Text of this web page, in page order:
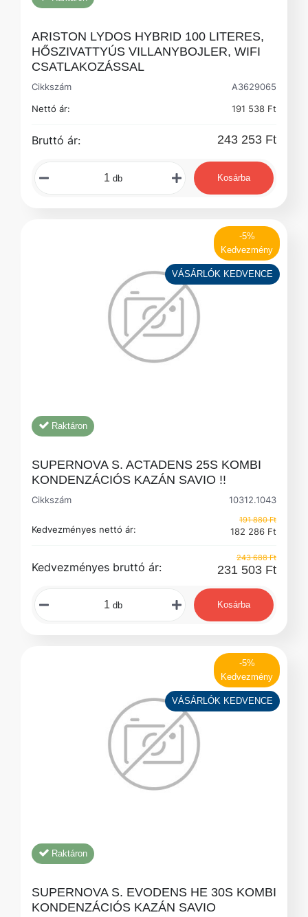
ARISTON LYDOS HYBRID 100 LITERES,
HŐSZIVATTYÚS VILLANYBOJLER, WIFI
CSATLAKOZÁSSAL
Cikkszám
A3629065
Nettó ár:
191 538 Ft
Bruttó ár: 243 253 Ft
db Kosárba
-5%
Kedvezmény
VÁSÁRLÓK KEDVENCE
Raktáron
SUPERNOVA S. ACTADENS 25S KOMBI
KONDENZÁCIÓS KAZÁN SAVIO !!
Cikkszám 10312.1043
Kedvezményes nettó ár:
191 880 Ft
182 286 Ft
Kedvezményes bruttó ár:
243 688 Ft
231 503 Ft
db Kosárba
-5%
Kedvezmény
VÁSÁRLÓK KEDVENCE
Raktáron
SUPERNOVA S. EVODENS HE 30S KOMBI
KONDENZÁCIÓS KAZÁN SAVIO